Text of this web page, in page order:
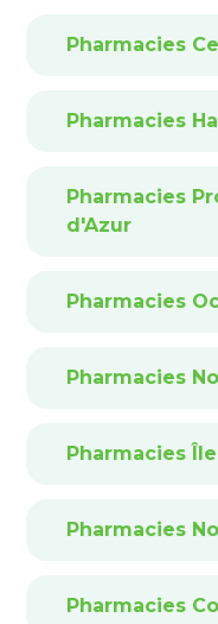
Pharmacies
Pharmacies
Pharmacies
d'Azur
Pharmacies
Pharmacies
Pharmacies
Pharmacies
Pharmacies